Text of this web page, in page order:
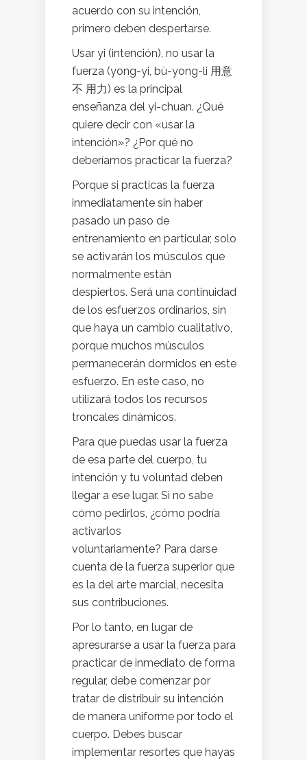
acuerdo con su intención,
primero deben despertarse.
Usar yi (intención), no usar la
fuerza (yong-yi, bù-yong-li 用意
不 用力) es la principal
enseñanza del yi-chuan. ¿Qué
quiere decir con «usar la
intención»? ¿Por qué no
deberíamos practicar la fuerza?
Porque si practicas la fuerza
inmediatamente sin haber
pasado un paso de
entrenamiento en particular, solo
se activarán los músculos que
normalmente están
despiertos. Será una continuidad
de los esfuerzos ordinarios, sin
que haya un cambio cualitativo,
porque muchos músculos
permanecerán dormidos en este
esfuerzo. En este caso, no
utilizará todos los recursos
troncales dinámicos.
Para que puedas usar la fuerza
de esa parte del cuerpo, tu
intención y tu voluntad deben
llegar a ese lugar. Si no sabe
cómo pedirlos, ¿cómo podría
activarlos
voluntariamente? Para darse
cuenta de la fuerza superior que
es la del arte marcial, necesita
sus contribuciones.
Por lo tanto, en lugar de
apresurarse a usar la fuerza para
practicar de inmediato de forma
regular, debe comenzar por
tratar de distribuir su intención
de manera uniforme por todo el
cuerpo. Debes buscar
implementar resortes que hayas